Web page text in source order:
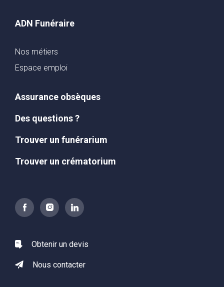
ADN Funéraire
Nos métiers
Espace emploi
Assurance obsèques
Des questions ?
Trouver un funérarium
Trouver un crématorium
Obtenir un devis
Nous contacter